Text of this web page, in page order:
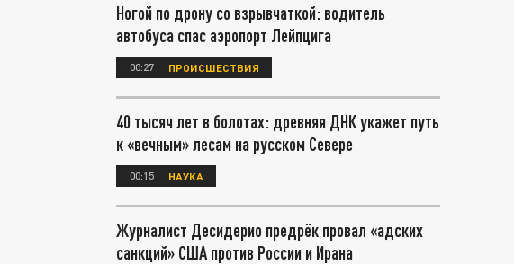
Ногой по дрону со взрывчаткой: водитель
автобуса спас аэропорт Лейпцига
00:27 ПРОИСШЕСТВИЯ
40 тысяч лет в болотах: древняя ДНК укажет путь
к «вечным» лесам на русском Севере
00:15 НАУКА
Журналист Десидерио предрёк провал «адских
санкций» США против России и Ирана